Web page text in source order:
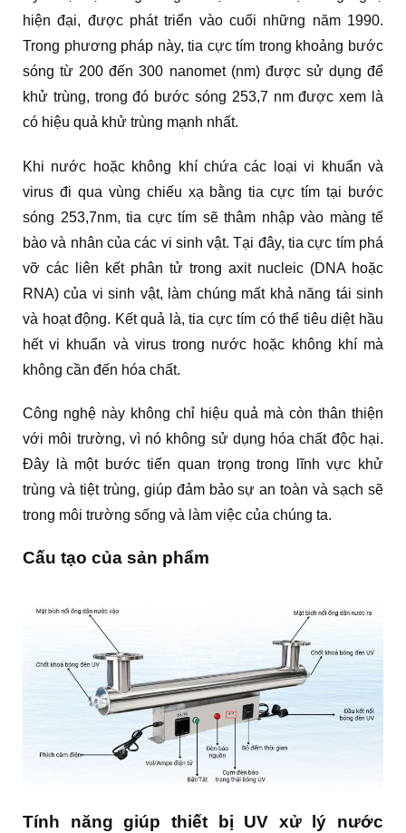
8B150W
120 m³/h
1240W
MPa
219
RUD-
9B150W
130 –
1395W 9 254nm
0.6 –
1.0
1600
hiện đại, được phát triển vào cuối những năm 1990.
Trong phương pháp này, tia cực tím trong khoảng bước
sóng từ 200 đến 300 nanomet (nm) được sử dụng để
khử trùng, trong đó bước sóng 253,7 nm được xem là
có hiệu quả khử trùng mạnh nhất.
Khi nước hoặc không khí chứa các loại vi khuẩn và
virus đi qua vùng chiếu xạ bằng tia cực tím tại bước
sóng 253,7nm, tia cực tím sẽ thâm nhập vào màng tế
bào và nhân của các vi sinh vật. Tại đây, tia cực tím phá
vỡ các liên kết phân tử trong axit nucleic (DNA hoặc
RNA) của vi sinh vật, làm chúng mất khả năng tái sinh
và hoạt động. Kết quả là, tia cực tím có thể tiêu diệt hầu
hết vi khuẩn và virus trong nước hoặc không khí mà
không cần đến hóa chất.
Công nghệ này không chỉ hiệu quả mà còn thân thiện
với môi trường, vì nó không sử dụng hóa chất độc hại.
Đây là một bước tiến quan trọng trong lĩnh vực khử
trùng và tiệt trùng, giúp đảm bảo sự an toàn và sạch sẽ
trong môi trường sống và làm việc của chúng ta.
Cấu tạo của sản phẩm
Tính năng giúp thiết bị UV xử lý nước